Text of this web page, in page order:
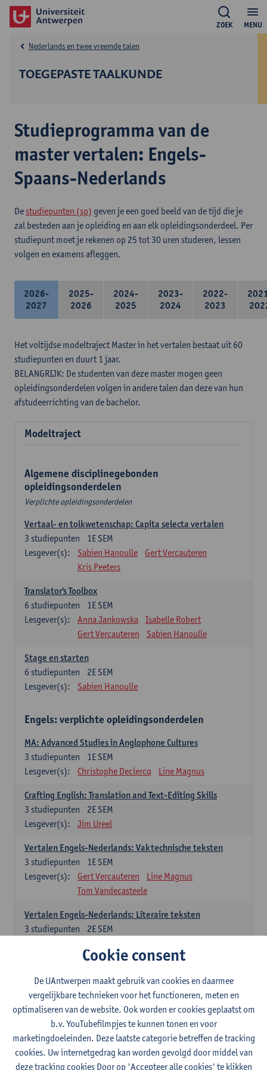
MENU
ZOEK
TOEGEPASTE TAALKUNDE
Nederlands en twee vreemde talen
Studieprogramma van de
master vertalen: Engels-
Spaans-Nederlands
De studiepunten (sp) geven je een goed beeld van de tijd die je
zal besteden aan je opleiding en aan elk opleidingsonderdeel. Per
studiepunt moet je rekenen op 25 tot 30 uren studeren, lessen
volgen en examens afleggen.
2026-
2027
2025-
2026
2024-
2025
2023-
2024
2022-
2023
Het voltijdse modeltraject Master in het vertalen bestaat uit 60
studiepunten en duurt 1 jaar.
BELANGRIJK: De studenten van deze master mogen geen
opleidingsonderdelen volgen in andere talen dan deze van hun
afstudeerrichting van de bachelor.
Modeltraject
Algemene disciplinegebonden
opleidingsonderdelen
Verplichte opleidingsonderdelen
Vertaal- en tolkwetenschap: Capita selecta vertalen
1E SEM
3 studiepunten
Lesgever(s):
Sabien Hanoulle
Gert Vercauteren
Kris Peeters
Translator's Toolbox
1E SEM
6 studiepunten
Lesgever(s):
Anna Jankowska
Isabelle Robert
Gert Vercauteren
Sabien Hanoulle
Stage en starten
2E SEM
6 studiepunten
Lesgever(s):
Sabien Hanoulle
Engels: verplichte opleidingsonderdelen
MA: Advanced Studies in Anglophone Cultures
1E SEM
3 studiepunten
Lesgever(s):
Christophe Declercq Line Magnus
Crafting English: Translation and Text-Editing Skills
2E SEM
3 studiepunten
Lesgever(s):
Jim Ureel
Vertalen Engels-Nederlands: Vaktechnische teksten
1E SEM
3 studiepunten
Lesgever(s):
Gert Vercauteren
Line Magnus
Tom Vandecasteele
Vertalen Engels-Nederlands: Literaire teksten
2E SEM
3 studiepunten
Spaans: verplichte opleidingsonderdelen
El concepto de revolución en Hispanoamérica (siglos XX-
XXI)
1E SEM
studiepunten
Lesgever(s):
Rafael Pedemonte
Vertalen Spaans-Nederlands: Juridische en economische
Cookie consent
De UAntwerpen maakt gebruik van cookies en daarmee
vergelijkbare technieken voor het functioneren, meten en
optimaliseren van de website. Ook worden er cookies geplaatst om
b.v. YouTubefilmpjes te kunnen tonen en voor
marketingdoeleinden. Deze laatste categorie betreffen de tracking
cookies. Uw internetgedrag kan worden gevolgd door middel van
deze tracking cookies Door op 'Accepteer alle cookies' te klikken